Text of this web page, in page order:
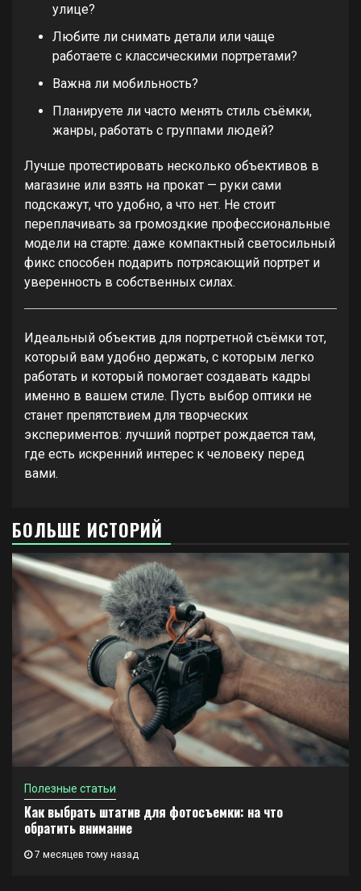
улице?
Любите ли снимать детали или чаще
работаете с классическими портретами?
Важна ли мобильность?
Планируете ли часто менять стиль съёмки,
жанры, работать с группами людей?
Лучше протестировать несколько объективов в
магазине или взять на прокат — руки сами
подскажут, что удобно, а что нет. Не стоит
переплачивать за громоздкие профессиональные
модели на старте: даже компактный светосильный
фикс способен подарить потрясающий портрет и
уверенность в собственных силах.
Идеальный объектив для портретной съёмки тот,
который вам удобно держать, с которым легко
работать и который помогает создавать кадры
именно в вашем стиле. Пусть выбор оптики не
станет препятствием для творческих
экспериментов: лучший портрет рождается там,
где есть искренний интерес к человеку перед
вами.
БОЛЬШЕ ИСТОРИЙ
Полезные статьи
Как выбрать штатив для фотосъемки: на что
обратить внимание
7 месяцев тому назад